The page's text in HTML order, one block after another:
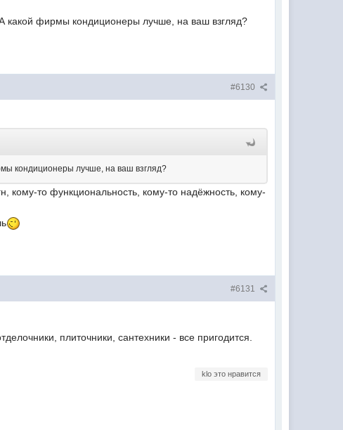
А какой фирмы кондиционеры лучше, на ваш взгляд?
#6130
кондиционеры лучше, на ваш взгляд?
кому-то функциональность, кому-то надёжность, кому-
#6131
плиточники, сантехники - все пригодится.
klo это нравится